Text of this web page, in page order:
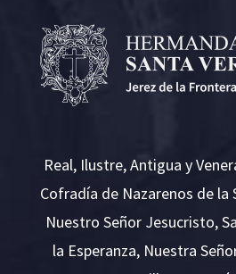
Real, Ilustre, Antigua y
Cofradía de Nazarenos de la
Nuestro Señor Jesucristo,
la Esperanza, Nuestra